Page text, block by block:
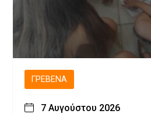
ΓΡΕΒΕΝΆ
7 Αυγούστου 2026